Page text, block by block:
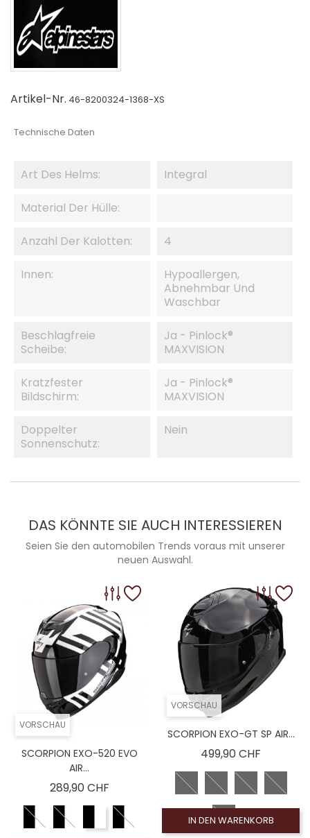
Artikel-Nr. 46-8200324-1368-XS
Technische Daten
Art Des Helms: Integral
Material Der Hülle:
Anzahl Der Kalotten: 4
Innen:
Hypoallergen,
Abnehmbar Und
Waschbar
Beschlagfreie
Scheibe:
Ja - Pinlock®
MAXVISION
Kratzfester
Bildschirm:
Ja - Pinlock®
MAXVISION
Doppelter
Sonnenschutz:
Nein
DAS KÖNNTE SIE AUCH INTERESSIEREN
Seien Sie den automobilen Trends voraus mit unserer
neuen Auswahl.
VORSCHAU
SCORPION EXO-520 EVO
AIR...
289,90 CHFPreis
VORSCHAU
SCORPION EXO-GT SP AIR...
499,90 CHF
IN DEN WARENKORB